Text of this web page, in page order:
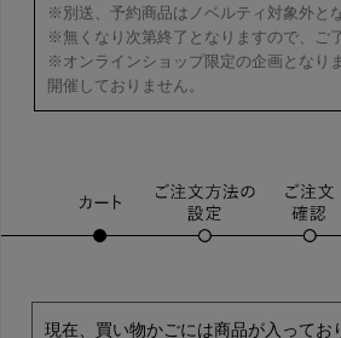
※別送、予約商品はノベルティ対象外と
※無くなり次第終了となりますので、ご
※オンラインショップ限定の企画となり
開催しておりません。
現在、買い物かごには商品が入ってお